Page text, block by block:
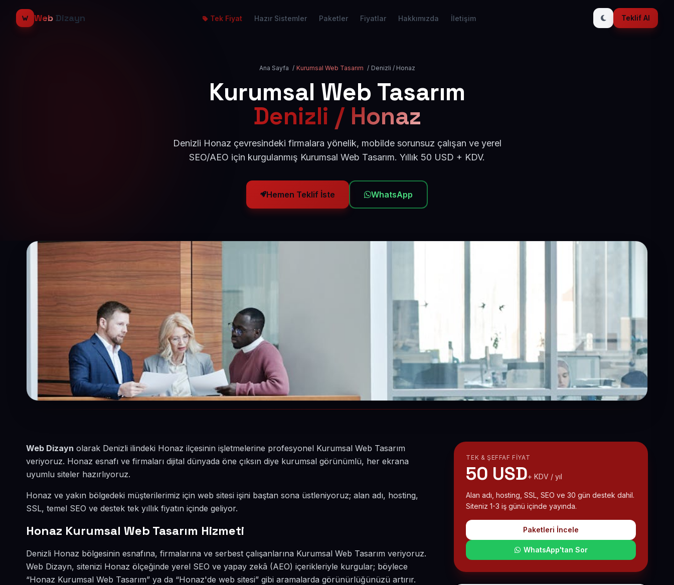
Web Dizayn Tek Fiyat Hazır Sistemler Paketler Fiyatlar Hakkımızda İletişim Teklif Al
Ana Sayfa / Kurumsal Web Tasarım / Denizli / Honaz
Kurumsal Web Tasarım
Denizli / Honaz
Denizli Honaz çevresindeki firmalara yönelik, mobilde sorunsuz çalışan ve yerel
SEO/AEO için kurgulanmış Kurumsal Web Tasarım. Yıllık 50 USD + KDV.
Hemen Teklif İste WhatsApp
Web Dizayn olarak Denizli ilindeki Honaz ilçesinin işletmelerine profesyonel Kurumsal Web Tasarım
veriyoruz. Honaz esnafı ve firmaları dijital dünyada öne çıksın diye kurumsal görünümlü, her ekrana
uyumlu siteler hazırlıyoruz.
Honaz ve yakın bölgedeki müşterilerimiz için web sitesi işini baştan sona üstleniyoruz; alan adı, hosting,
SSL, temel SEO ve destek tek yıllık fiyatın içinde geliyor.
Honaz Kurumsal Web Tasarım Hizmeti
Denizli Honaz bölgesinin esnafına, firmalarına ve serbest çalışanlarına Kurumsal Web Tasarım veriyoruz.
Web Dizayn, sitenizi Honaz ölçeğinde yerel SEO ve yapay zekâ (AEO) içerikleriyle kurgular; böylece
“Honaz Kurumsal Web Tasarım” ya da “Honaz'de web sitesi” gibi aramalarda görünürlüğünüzü artırır.
TEK & ŞEFFAF FIYAT
50 USD+ KDV / yıl
Alan adı, hosting, SSL, SEO ve 30 gün destek dahil.
Siteniz 1-3 iş günü içinde yayında.
Paketleri İncele
WhatsApp'tan Sor